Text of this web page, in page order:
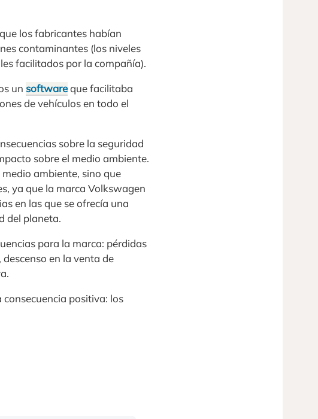
los fabricantes habían
contaminantes (los niveles
facilitados por la compañía).
un softwareque facilitaba
de vehículos en todo el
sobre la seguridad
sobre el medio ambiente.
ambiente, sino que
ya que la marca Volkswagen
en las que se ofrecía una
del planeta.
para la marca: pérdidas
en la venta de
positiva: los